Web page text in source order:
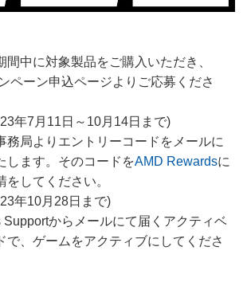
間中に対象製品をご購入いただき、
ペーン申込ページよりご応募くださ
年7月11日～10月14日まで)
務局よりエントリーコードをメールに
します。そのコードをAMD Rewardsに
をしてください。
年10月28日まで)
からメールにて届くアクティベ
で、ゲームをアクティブにしてくださ